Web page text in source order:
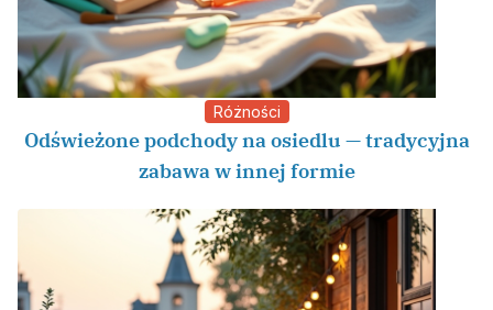
Różności
Odświeżone podchody na osiedlu — tradycyjna
zabawa w innej formie